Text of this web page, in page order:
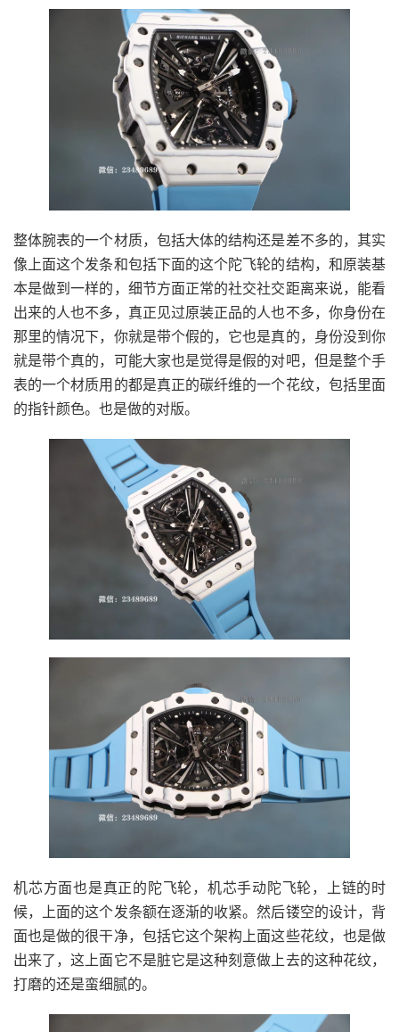
整体腕表的一个材质，包括大体的结构还是差不多的，其实
像上面这个发条和包括下面的这个陀飞轮的结构，和原装基
本是做到一样的，细节方面正常的社交社交距离来说，能看
出来的人也不多，真正见过原装正品的人也不多，你身份在
那里的情况下，你就是带个假的，它也是真的，身份没到你
就是带个真的，可能大家也是觉得是假的对吧，但是整个手
表的一个材质用的都是真正的碳纤维的一个花纹，包括里面
的指针颜色。也是做的对版。
机芯方面也是真正的陀飞轮，机芯手动陀飞轮，上链的时
候，上面的这个发条额在逐渐的收紧。然后镂空的设计，背
面也是做的很干净，包括它这个架构上面这些花纹，也是做
出来了，这上面它不是脏它是这种刻意做上去的这种花纹，
打磨的还是蛮细腻的。